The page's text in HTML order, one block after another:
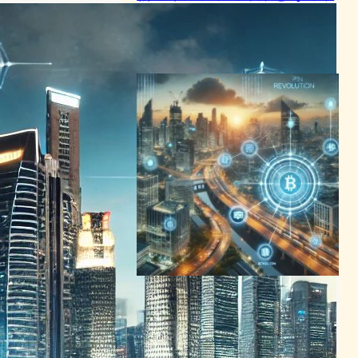
新性
2024年7月18日3:00
DePIN革命：物理インフラ管
理の未来を再定義
ブロックチェーンニュース
2024年6月28日0:40